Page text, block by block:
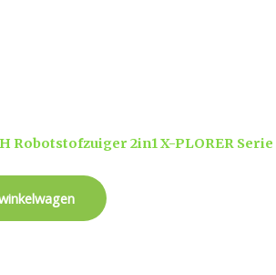
Robotstofzuiger 2in1 X-PLORER Serie